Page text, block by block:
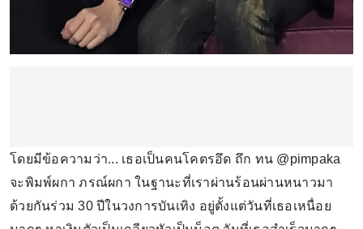
โดยมีข้อความว่า... เธอเป็นคนโคตรอึด ถึก ทน @pimpaka
จะพิมพ์ผกา ภรณ์ผกา ในฐานะที่เราผ่านร้อนผ่านหนาวมา
ด้วยกันร่วม 30 ปีในวงการบันเทิง อยู่ตั้งแต่วันที่เธอเหนื่อย